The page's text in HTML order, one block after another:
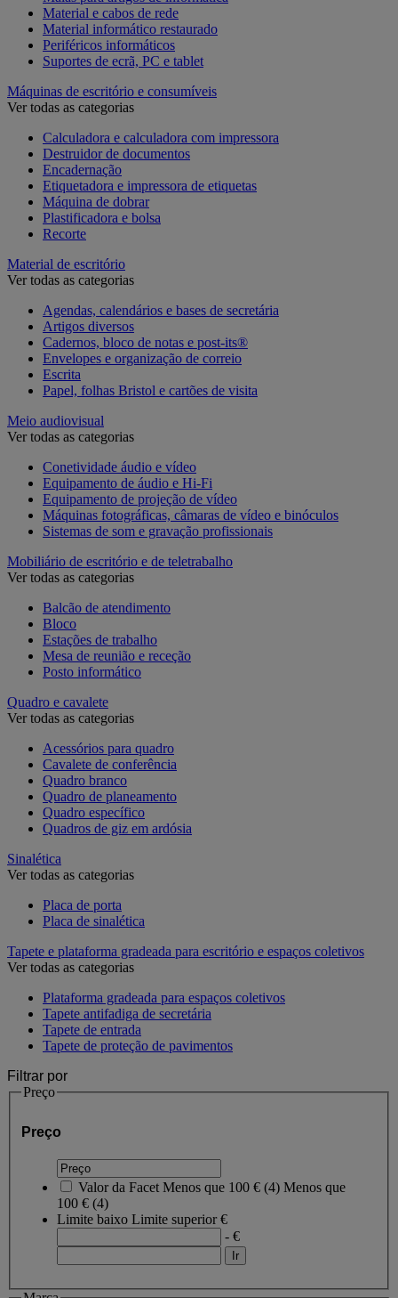
Material e cabos de rede
Material informático restaurado
Periféricos informáticos
Suportes de ecrã, PC e tablet
Máquinas de escritório e consumíveis
Ver todas as categorias
Calculadora e calculadora com impressora
Destruidor de documentos
Encadernação
Etiquetadora e impressora de etiquetas
Máquina de dobrar
Plastificadora e bolsa
Recorte
Material de escritório
Ver todas as categorias
Agendas, calendários e bases de secretária
Artigos diversos
Cadernos, bloco de notas e post-its®
Envelopes e organização de correio
Escrita
Papel, folhas Bristol e cartões de visita
Meio audiovisual
Ver todas as categorias
Conetividade áudio e vídeo
Equipamento de áudio e Hi-Fi
Equipamento de projeção de vídeo
Máquinas fotográficas, câmaras de vídeo e binóculos
Sistemas de som e gravação profissionais
Mobiliário de escritório e de teletrabalho
Ver todas as categorias
Balcão de atendimento
Bloco
Estações de trabalho
Mesa de reunião e receção
Posto informático
Quadro e cavalete
Ver todas as categorias
Acessórios para quadro
Cavalete de conferência
Quadro branco
Quadro de planeamento
Quadro específico
Quadros de giz em ardósia
Sinalética
Ver todas as categorias
Placa de porta
Placa de sinalética
Tapete e plataforma gradeada para escritório e espaços coletivos
Ver todas as categorias
Plataforma gradeada para espaços coletivos
Tapete antifadiga de secretária
Tapete de entrada
Tapete de proteção de pavimentos
Filtrar por
Preço
Preço
Valor da Facet Menos que 100 € (4) Menos que
100 € (4)
Limite baixo Limite superior€
- €